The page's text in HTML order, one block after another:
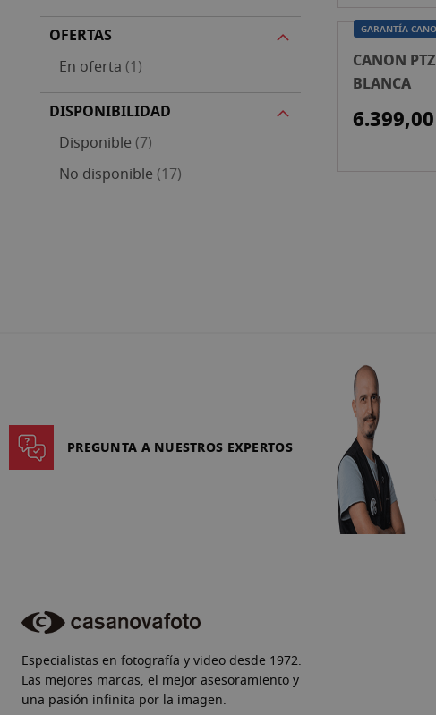
OFERTAS
En oferta 1
artículo
DISPONIBILIDAD
Disponible 7
artículos
No disponible 17
artículos
GARANTÍA
CANON
BLANCA
PREGUNTA A NUESTROS EXPERTOS
Especialistas en fotografía y video desde 1972.
Las mejores marcas, el mejor asesoramiento y
una pasión infinita por la imagen.